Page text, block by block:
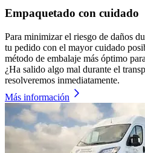
Empaquetado con cuidado
Para minimizar el riesgo de daños
tu pedido con el mayor cuidado
método de embalaje más óptimo
¿Ha salido algo mal durante el
resolveremos inmediatamente.
Más información